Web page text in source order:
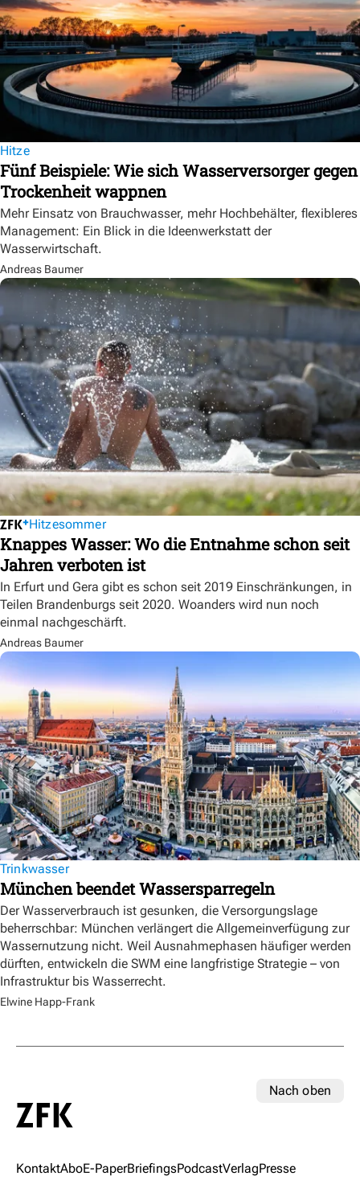
Hitze
Fünf Beispiele: Wie sich Wasserversorger gegen
Trockenheit wappnen
Mehr Einsatz von Brauchwasser, mehr Hochbehälter, flexibleres
Management: Ein Blick in die Ideenwerkstatt der
Wasserwirtschaft.
Andreas Baumer
Hitzesommer
Knappes Wasser: Wo die Entnahme schon seit
Jahren verboten ist
In Erfurt und Gera gibt es schon seit 2019 Einschränkungen, in
Teilen Brandenburgs seit 2020. Woanders wird nun noch
einmal nachgeschärft.
Andreas Baumer
Trinkwasser
München beendet Wassersparregeln
Der Wasserverbrauch ist gesunken, die Versorgungslage
beherrschbar: München verlängert die Allgemeinverfügung zur
Wassernutzung nicht. Weil Ausnahmephasen häufiger werden
dürften, entwickeln die SWM eine langfristige Strategie – von
Infrastruktur bis Wasserrecht.
Elwine Happ-Frank
Nach oben
KontaktAboE-PaperBriefingsPodcastVerlagPresse